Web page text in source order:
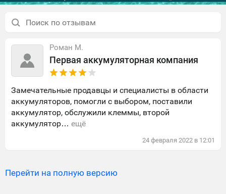
Роман М.
Первая аккумуляторная компания
Замечательные продавцы и специалисты в области
аккумуляторов, помогли с выбором, поставили
аккумулятор, обслужили клеммы, второй
аккумулятор… ещё
24 февраля 2022 в 12:01
Перейти на полную версию